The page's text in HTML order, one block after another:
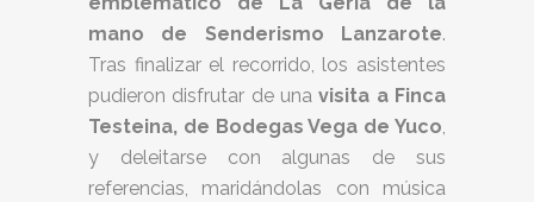
mano de Senderismo Lanzarote.
Tras finalizar el recorrido, los asistentes
pudieron disfrutar de unavisita a Finca
Testeina, de Bodegas Vega de Yuco,
y deleitarse con algunas de sus
referencias, maridándolas con música